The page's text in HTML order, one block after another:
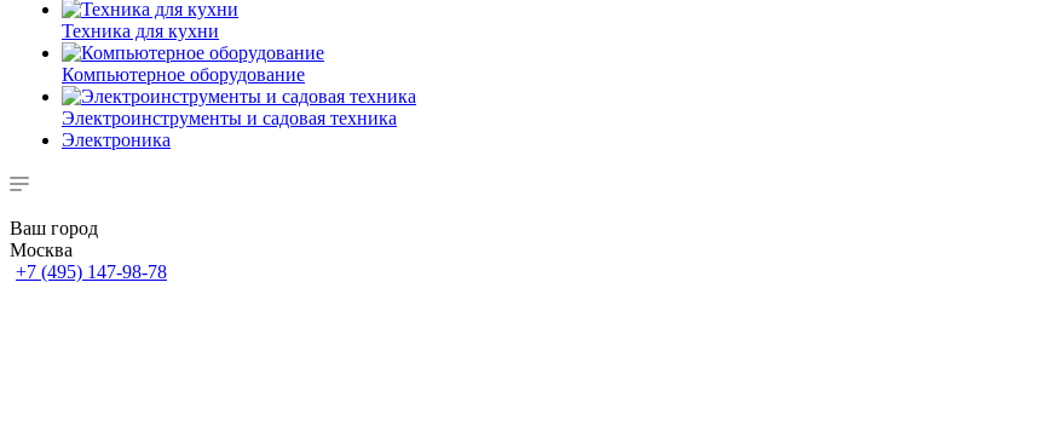
Техника для кухни
Компьютерное оборудование
Электроинструменты и садовая техника
Электроника
Ваш город
Москва
+7 (495) 147-98-78